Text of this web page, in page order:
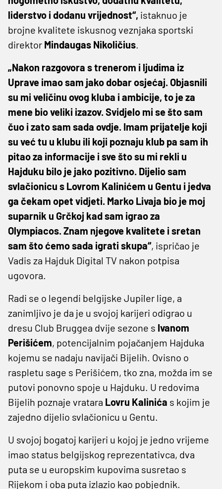
liderstvo i dodanu vrijednost“, istaknuo je
brojne kvalitete iskusnog veznjaka sportski
direktor Mindaugas Nikoličius.
„Nakon razgovora s trenerom i ljudima iz
Uprave imao sam jako dobar osjećaj. Objasnili
su mi veličinu ovog kluba i ambicije, to je za
mene bio veliki izazov. Svidjelo mi se što sam
čuo i zato sam sada ovdje. Imam prijatelje koji
su već tu u klubu ili koji poznaju klub pa sam ih
pitao za informacije i sve što su mi rekli u
Hajduku bilo je jako pozitivno. Dijelio sam
svlačionicu s Lovrom Kalinićem u Gentu i jedva
ga čekam opet vidjeti. Marko Livaja bio je moj
suparnik u Grčkoj kad sam igrao za
Olympiacos. Znam njegove kvalitete i sretan
sam što ćemo sada igrati skupa“, ispričao je
Vadis za Hajduk Digital TV nakon potpisa
ugovora.
Radi se o legendi belgijske Jupiler lige, a
zanimljivo je da je u svojoj karijeri odigrao u
dresu Club Bruggea dvije sezone s Ivanom
Perišićem, potencijalnim pojačanjem Hajduka
kojemu se nadaju navijači Bijelih. Ovisno o
raspletu sage s Perišićem, tko zna, možda im se
putovi ponovno spoje u Hajduku. U redovima
Bijelih poznaje vratara Lovru Kalinića s kojim je
zajedno dijelio svlačionicu u Gentu.
U svojoj bogatoj karijeri u kojoj je jedno vrijeme
imao status belgijskog reprezentativca, dva
puta se u europskim kupovima susretao s
Rijekom i oba puta izlazio kao pobjednik.